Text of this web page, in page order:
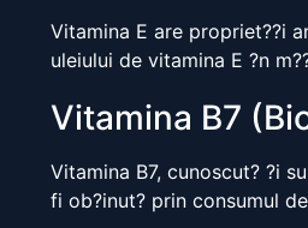
Vitamina E are propriet??i
uleiului de vitamina E ?n
Vitamina B7
Vitamina B7, cunoscut? ?i
fi ob?inut? prin consumul